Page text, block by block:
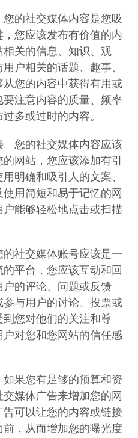
的社交媒体内容是您吸
您应该发布有价值的内
关的信息、知识、观
户相关的话题、趣事、
您的内容中获得有用或
注意内容的质量、频率
多或过时的内容。
您的社交媒体内容应该
网站，您应该添加有引
明确和吸引人的文案、
用简短和易于记忆的网
能够轻松地点击或扫描
社交媒体账号应该是一
平台，您应该互动和回
的评论、问题或反馈
与用户的讨论、投票或
您对他们的关注和尊
对您和您网站的信任感
果您有足够的预算和资
媒体广告来增加您的网
可以让您的内容或链接
，从而增加您的曝光度